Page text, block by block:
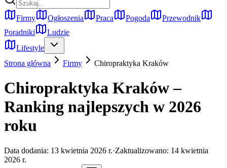
Firmy Ogłoszenia Praca Pogoda
Przewodnik
Poradniki
Ludzie
Lifestyle
Strona główna
Firmy Chiropraktyka Kraków
Chiropraktyka Kraków –
Ranking najlepszych w 2026
roku
Data dodania: 13 kwietnia 2026 r.·Zaktualizowano: 14 kwietnia
2026 r.